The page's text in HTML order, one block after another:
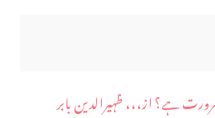
ہے؟ از،،، ظہیرالدین بابر